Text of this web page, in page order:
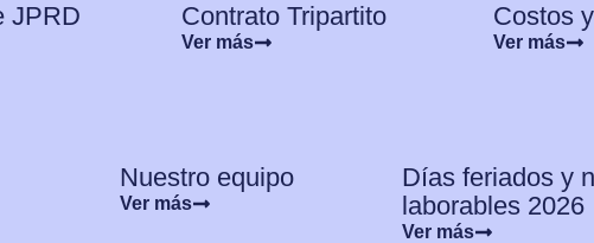
JPRD Contrato Tripartito
Ver más
Costos
Ver más
Nuestro equipo
Ver más
Días feriados y
laborables 2026
Ver más